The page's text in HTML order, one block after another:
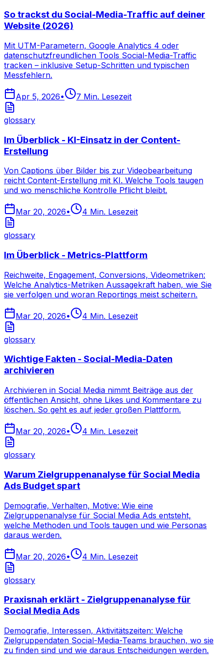
So trackst du Social-Media-Traffic auf deiner
Website (2026)
Mit UTM-Parametern, Google Analytics 4 oder
datenschutzfreundlichen Tools Social-Media-Traffic
tracken – inklusive Setup-Schritten und typischen
Messfehlern.
Apr 5, 2026• 7 Min. Lesezeit
glossary
Im Überblick - KI-Einsatz in der Content-
Erstellung
Von Captions über Bilder bis zur Videobearbeitung
reicht Content-Erstellung mit KI. Welche Tools taugen
und wo menschliche Kontrolle Pflicht bleibt.
Mar 20, 2026• 4 Min. Lesezeit
glossary
Im Überblick - Metrics-Plattform
Reichweite, Engagement, Conversions, Videometriken:
Welche Analytics-Metriken Aussagekraft haben, wie Sie
sie verfolgen und woran Reportings meist scheitern.
Mar 20, 2026• 4 Min. Lesezeit
glossary
Wichtige Fakten - Social-Media-Daten
archivieren
Archivieren in Social Media nimmt Beiträge aus der
öffentlichen Ansicht, ohne Likes und Kommentare zu
löschen. So geht es auf jeder großen Plattform.
Mar 20, 2026• 4 Min. Lesezeit
glossary
Warum Zielgruppenanalyse für Social Media
Ads Budget spart
Demografie, Verhalten, Motive: Wie eine
Zielgruppenanalyse für Social Media Ads entsteht,
welche Methoden und Tools taugen und wie Personas
daraus werden.
Mar 20, 2026• 4 Min. Lesezeit
glossary
Praxisnah erklärt - Zielgruppenanalyse für
Social Media Ads
Demografie, Interessen, Aktivitätszeiten: Welche
Zielgruppendaten Social-Media-Teams brauchen, wo sie
zu finden sind und wie daraus Entscheidungen werden.